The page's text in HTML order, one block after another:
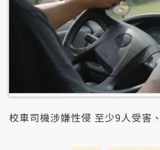
校車司機涉嫌性侵 至少9人受害